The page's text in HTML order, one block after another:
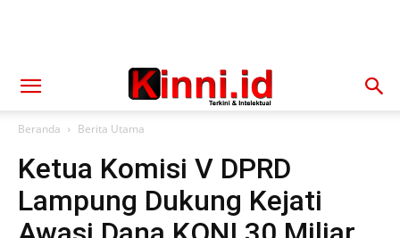
Beranda Berita Utama
Ketua Komisi V DPRD
Lampung Dukung Kejati